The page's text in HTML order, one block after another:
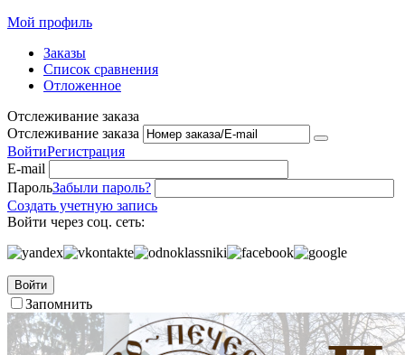
Мой профиль
Заказы
Список сравнения
Отложенное
Отслеживание заказа
Отслеживание заказа
ВойтиРегистрация
E-mail
ПарольЗабыли пароль?
Создать учетную запись
Войти через соц. сеть:
Войти
Запомнить